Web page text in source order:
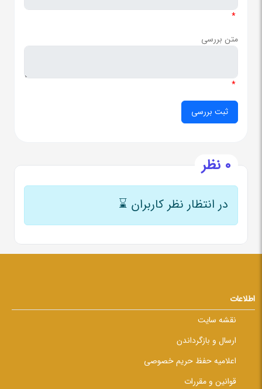
*
متن بررسی
*
0 نظر
در انتظار نظر کاربران ⌛
اطلاعات
نقشه سایت
ارسال و بازگرداندن
اعلامیه حفظ حریم خصوصی
قوانین و مقررات